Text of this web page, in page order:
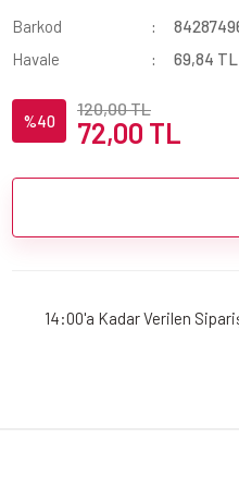
Barkod
Havale
69,84
%40
120,00 TL
72,00 TL
14:00'a Kadar Verilen